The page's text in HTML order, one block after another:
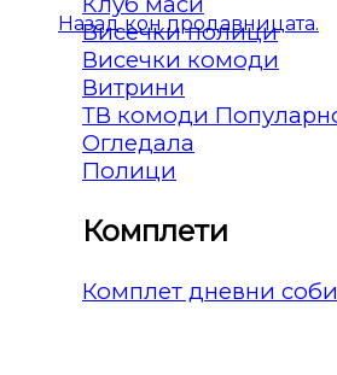
Назад кон продавницата.
Висечки полици
Висечки комоди
Витрини
ТВ комоди
Огледала
Полици
Комплети
Комплет дневни соби